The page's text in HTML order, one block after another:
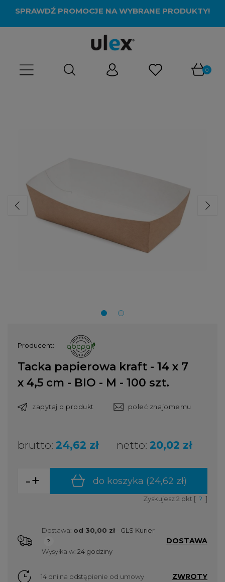
SPRAWDŹ PROMOCJE NA WYBRANE PRODUKTY!
Producent:
Tacka papierowa kraft - 14 x 7
x 4,5 cm - BIO - M - 100 szt.
zapytaj o produkt poleć znajomemu
brutto: 24,62 zł netto: 20,02 zł
+
- do koszyka (24,62 zł)
Zyskujesz2 pkt [ ? ]
Dostawa: od 30,00 zł - GLS Kurier
Cena nie zawiera ewentualnych kosztów płatności
Wysyłka w: 24 godziny
DOSTAWA
14 dni na odstąpienie od umowy ZWROTY